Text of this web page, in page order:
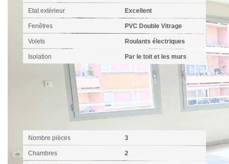
Etat extérieur Excellent
Fenêtres PVC Double Vitrage
Volets Roulants électriques
Isolation Par le toit et les murs
Nombre pièces 3
Chambres 2